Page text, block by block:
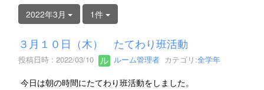
2022年3月 1件
３月１０日（木） たてわり班活動
投稿日時 : 2022/03/10 ルーム管理者 カテゴリ:全学年
今日は朝の時間にたてわり班活動をしました。